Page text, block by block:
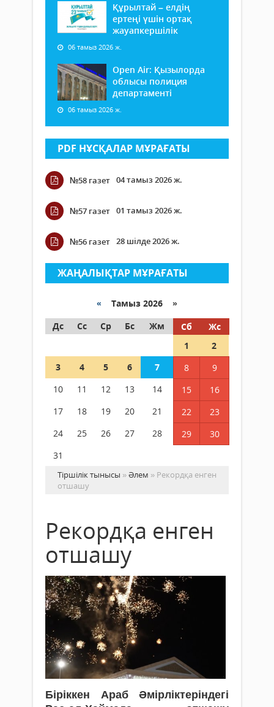
Құрылтай – елдің
ертеңі үшін ортақ
жауапкершілік
06 тамыз 2026 ж.
Open Air: Қызылорда
облысы полиция
департаменті
06 тамыз 2026 ж.
PDF НҰСҚАЛАР МҰРАҒАТЫ
№58 газет 04 тамыз 2026 ж.
№57 газет 01 тамыз 2026 ж.
№56 газет 28 шілде 2026 ж.
ЖАҢАЛЫҚТАР МҰРАҒАТЫ
« Тамыз 2026 »
Дс
Сс Ср Бс Жм Сб
Жс
1
2
3
4 5 6 7 8
9
10
11 12 13 14 15
16
17
18 19 20 21 22
23
24
25 26 27 28 29
30
31
Тіршілік тынысы »Әлем » Рекордқа енген
отшашу
Рекордқа енген
отшашу
Біріккен Араб Әмірліктеріндегі